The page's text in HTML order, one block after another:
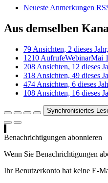
Neueste Anmerkungen
Aus demselben
79 Ansichten, 2 dieses
1210 AufrufeWebinarMai
208 Ansichten, 12 dieses
318 Ansichten, 49 dieses
474 Ansichten, 6 dieses
108 Ansichten, 16 dieses
Synchronisiertes
Benachrichtigungen abonnieren
Wenn Sie Benachrichtigungen
Ihr Benutzerkonto hat keine E-